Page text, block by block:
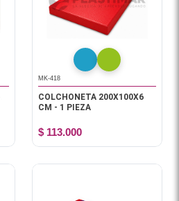
MK-418
COLCHONETA 200X100X6
CM - 1 PIEZA
$ 113.000